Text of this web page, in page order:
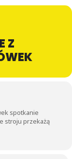
Z
spotkanie
stroju przekażą